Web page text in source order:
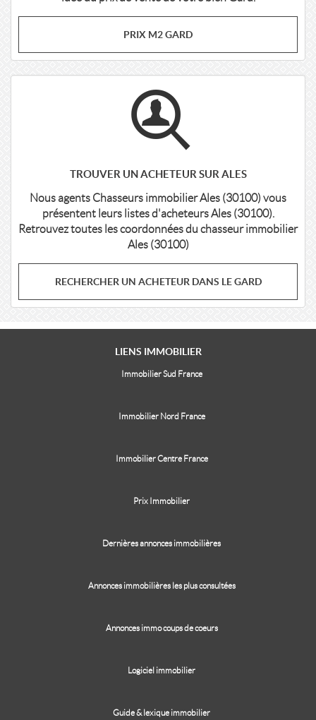
PRIX M2 GARD
TROUVER UN ACHETEUR SUR ALES
Nous agents Chasseurs immobilier Ales (30100) vous
présentent leurs listes d'acheteurs Ales (30100).
Retrouvez toutes les coordonnées du chasseur immobilier
Ales (30100)
RECHERCHER UN ACHETEUR DANS LE GARD
LIENS IMMOBILIER
Immobilier Sud France
Immobilier Nord France
Immobilier Centre France
Prix Immobilier
Dernières annonces immobilières
Annonces immobilières les plus consultées
Annonces immo coups de coeurs
Logiciel immobilier
Guide & lexique immobilier